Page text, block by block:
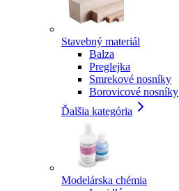
Stavebný materiál
Balza
Preglejka
Smrekové nosníky
Borovicové nosníky
Ďalšia kategória
Modelárska chémia